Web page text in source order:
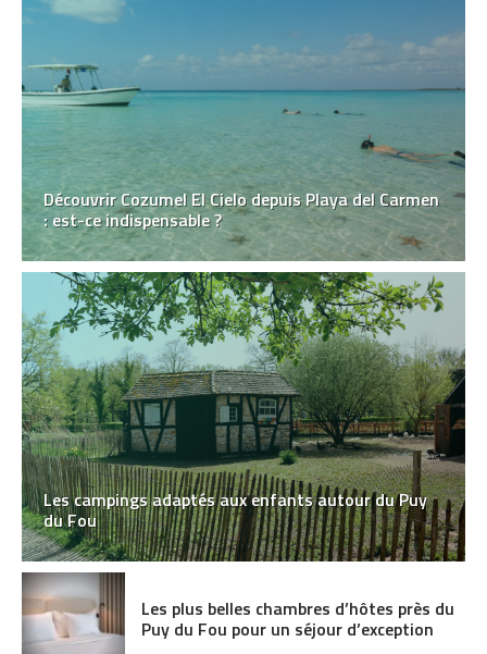
Découvrir Cozumel El Cielo depuis Playa del Carmen
: est-ce indispensable ?
Les campings adaptés aux enfants autour du Puy
du Fou
Les plus belles chambres d’hôtes près du
Puy du Fou pour un séjour d’exception